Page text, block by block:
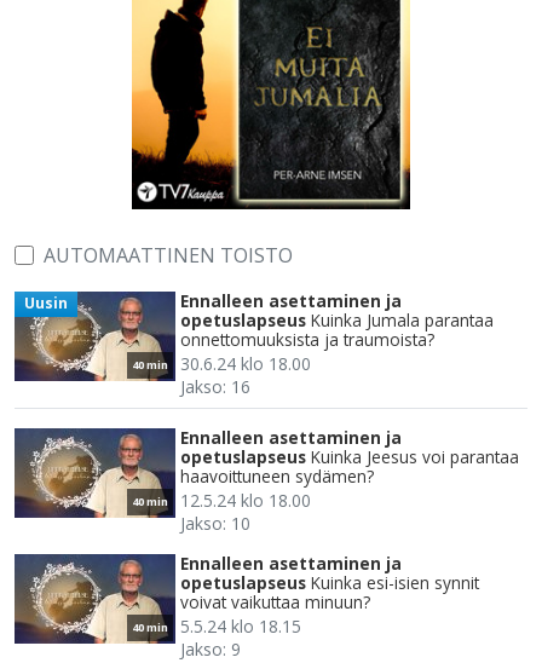
AUTOMAATTINEN TOISTO
40 min
Uusin
Ennalleen asettaminen ja
opetuslapseus Kuinka Jumala parantaa
onnettomuuksista ja traumoista?
30.6.24 klo 18.00
Jakso: 16
40 min
Ennalleen asettaminen ja
opetuslapseus Kuinka Jeesus voi parantaa
haavoittuneen sydämen?
12.5.24 klo 18.00
Jakso: 10
40 min
Ennalleen asettaminen ja
opetuslapseus Kuinka esi-isien synnit
voivat vaikuttaa minuun?
5.5.24 klo 18.15
Jakso: 9